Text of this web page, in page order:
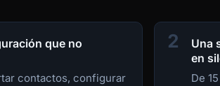
que no
contactos, configurar
2
Una
en
De